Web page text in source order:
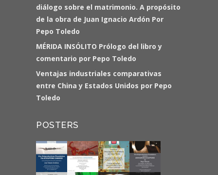
diálogo sobre el matrimonio. A propósito
de la obra de Juan Ignacio Ardón Por
Pepo Toledo
MÉRIDA INSÓLITO Prólogo del libro y
comentario por Pepo Toledo
Ventajas industriales comparativas
entre China y Estados Unidos por Pepo
Toledo
POSTERS